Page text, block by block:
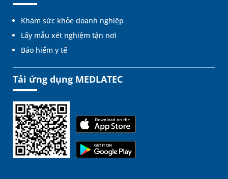
Khám sức khỏe doanh nghiệp
Lấy mẫu xét nghiệm tận nơi
Bảo hiểm y tế
Tải ứng dụng MEDLATEC